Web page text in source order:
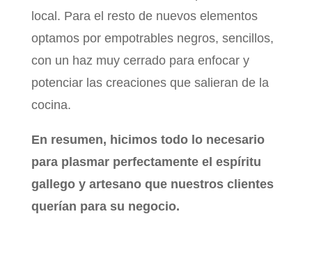
local. Para el resto de nuevos elementos
optamos por empotrables negros, sencillos,
con un haz muy cerrado para enfocar y
potenciar las creaciones que salieran de la
cocina.
En resumen, hicimos todo lo necesario
para plasmar perfectamente el espíritu
gallego y artesano que nuestros clientes
querían para su negocio.